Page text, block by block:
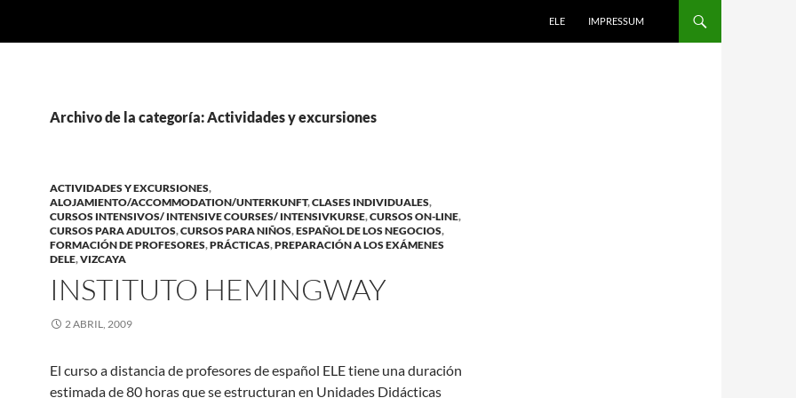
ELE IMPRESSUM
Archivo de la categoría: Actividades y excursiones
ACTIVIDADES Y EXCURSIONES,
ALOJAMIENTO/ACCOMMODATION/UNTERKUNFT,CLASES INDIVIDUALES,
CURSOS INTENSIVOS/ INTENSIVE COURSES/ INTENSIVKURSE,CURSOS ON-LINE,
CURSOS PARA ADULTOS,CURSOS PARA NIÑOS,ESPAÑOL DE LOS NEGOCIOS,
FORMACIÓN DE PROFESORES,PRÁCTICAS,PREPARACIÓN A LOS EXÁMENES
DELE,VIZCAYA
INSTITUTO HEMINGWAY
2 ABRIL, 2009
El curso a distancia de profesores de español ELE tiene una duración
estimada de 80 horas que se estructuran en Unidades Didácticas